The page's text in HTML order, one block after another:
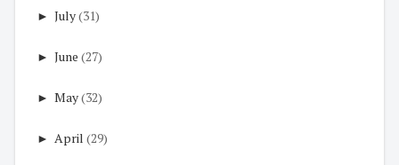
► July(31)
► June (27)
► May(32)
► April (29)